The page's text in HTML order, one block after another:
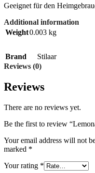
Geeignet für den
Additional information
Weight0.003 kg
Brand
Stilaar
Reviews (0)
Reviews
There are no reviews yet.
Be the first to review
Your email address will not
marked *
Your rating *